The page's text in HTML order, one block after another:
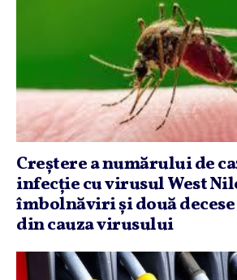
Creştere a numărului de
infecţie cu virusul West
îmbolnăviri şi două
din cauza virusului